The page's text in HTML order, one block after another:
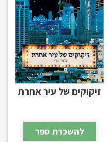
זיקוקים של עיר אחרת
להשכרת ספר